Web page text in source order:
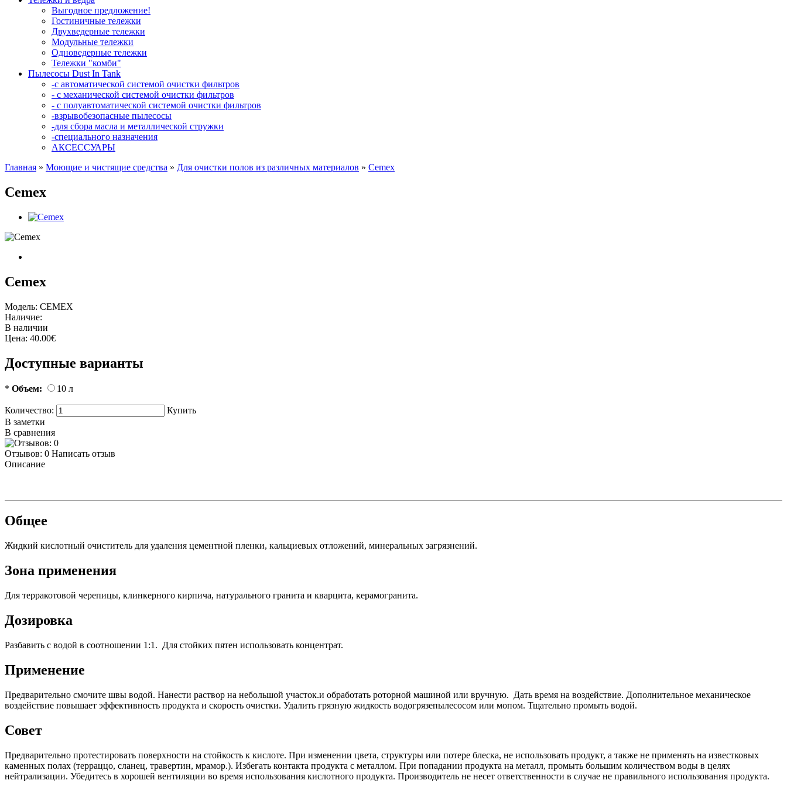
Выгодное предложение!
Гостиничные тележки
Двухведерные тележки
Модульные тележки
Одноведерные тележки
Тележки "комби"
Пылесосы Dust In Tank
-с автоматической системой очистки фильтров
- с механической системой очистки фильтров
- с полуавтоматической системой очистки фильтров
-взрывобезопасные пылесосы
-для сбора масла и металлической стружки
-специального назначения
АКСЕССУАРЫ
Главная » Моющие и чистящие средства » Для очистки полов из различных материалов » Сemex
Сemex
Сemex
Модель: CEMEX
Наличие:
В наличии
Цена: 40.00€
Доступные варианты
* Объем: 10 л
Количество:
Купить
В заметки
В сравнения
Отзывов: 0 Написать отзыв
Описание
Общее
Жидкий кислотный очиститель для удаления цементной пленки, кальциевых отложений, минеральных загрязнений.
Зона применения
Для терракотовой черепицы, клинкерного кирпича, натурального гранита и кварцита, керамогранита.
Дозировка
Разбавить с водой в соотношении 1:1. Для стойких пятен использовать концентрат.
Применение
Предварительно смочите швы водой. Нанести раствор на небольшой участок.и обработать роторной машиной или вручную. Дать время на воздействие. Дополнительное механическое
воздействие повышает эффективность продукта и скорость очистки. Удалить грязную жидкость водогрязепылесосом или мопом. Тщательно промыть водой.
Совет
Предварительно протестировать поверхности на стойкость к кислоте. При изменении цвета, структуры или потере блеска, не использовать продукт, а также не применять на известковых
каменных полах (терраццо, сланец, травертин, мрамор.). Избегать контакта продукта с металлом. При попадании продукта на металл, промыть большим количеством воды в целях
нейтрализации. Убедитесь в хорошей вентиляции во время использования кислотного продукта. Производитель не несет ответственности в случае не правильного использования продукта.